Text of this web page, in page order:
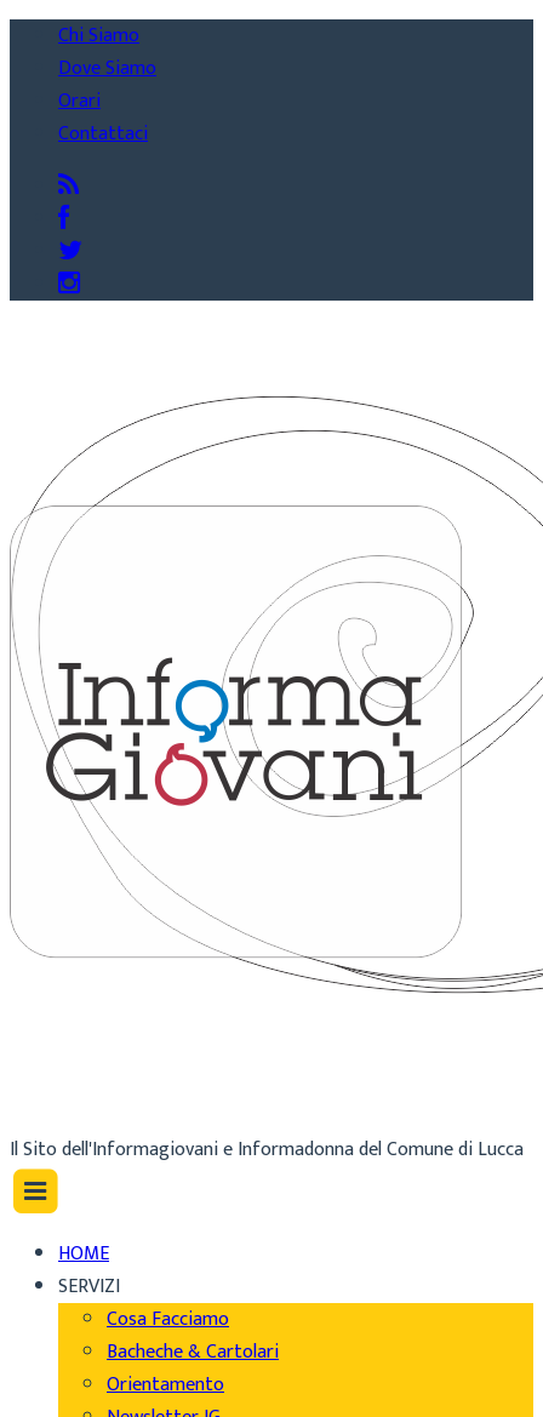
Chi Siamo
Dove Siamo
Orari
Contattaci
Il Sito dell'Informagiovani e Informadonna del Comune di Lucca
HOME
SERVIZI
Cosa Facciamo
Bacheche & Cartolari
Orientamento